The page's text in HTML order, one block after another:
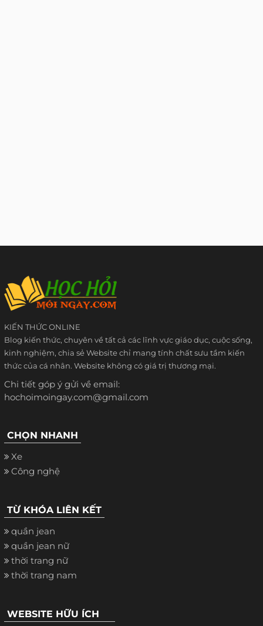
KIẾN THỨC ONLINE
Blog kiến thức, chuyên về tất cả các lĩnh vực giáo dục, cuộc sống,
kinh nghiệm, chia sẻ Website chỉ mang tính chất sưu tầm kiến
thức của cá nhân. Website không có giá trị thương mại.
Chi tiết góp ý gửi về email:
hochoimoingay.com@gmail.com
CHỌN NHANH
Xe
Công nghệ
TỪ KHÓA LIÊN KẾT
quần jean
quần jean nữ
thời trang nữ
thời trang nam
WEBSITE HỮU ÍCH